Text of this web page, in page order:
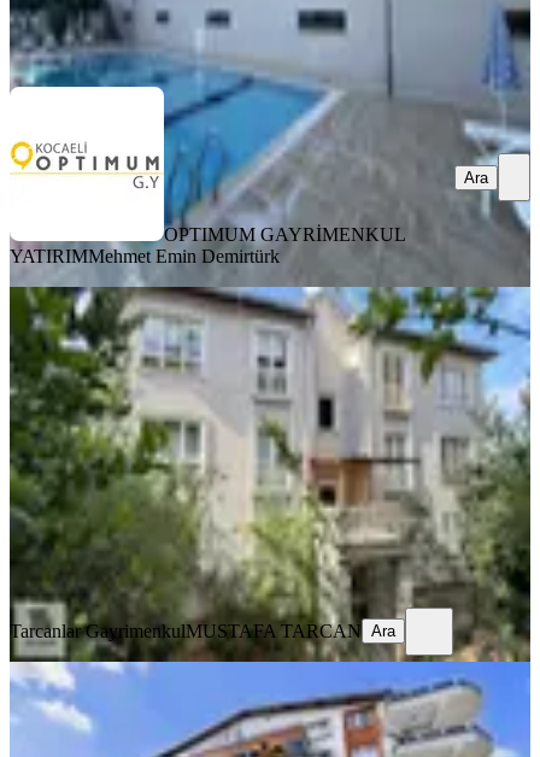
OPTIMUM GAYRİMENKUL YATIRIMMehmet Emin Demirtürk
Ara
OPTIMUM GAYRİMENKUL
YATIRIMMehmet Emin Demirtürk
Ara
YENİ
Tarcanlardan İzmit Bayındırlık
Konutları Satılık 3+1 Daire
İzmit, Tepeköy Mahallesi
3+1·115 m² ·3. Kat ·05.08.2026
3.050.000 ₺
Tarcanlar Gayrimenkul MUSTAFA TARCAN
Tarcanlar GayrimenkulMUSTAFA TARCAN Ara
YENİ
Tarcanlardan İzmit Alikayha Da Ara
Kat 2+1 Satılık Daire